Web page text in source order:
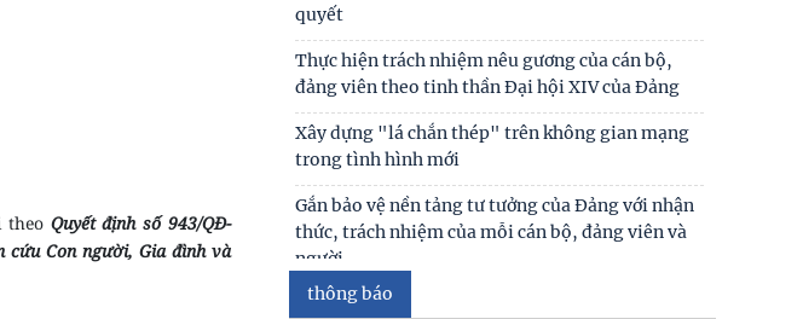
theo Quyết định số 943/QĐ-
cứu Con người, Gia đình và
quyết
Thực hiện trách nhiệm nêu gương của cán bộ,
đảng viên theo tinh thần Đại hội XIV của Đảng
Xây dựng "lá chắn thép" trên không gian mạng
trong tình hình mới
Gắn bảo vệ nền tảng tư tưởng của Đảng với nhận
thức, trách nhiệm của mỗi cán bộ, đảng viên và
người
Ảnh hưởng của gia đình mở rộng đến đời sống
thông báo